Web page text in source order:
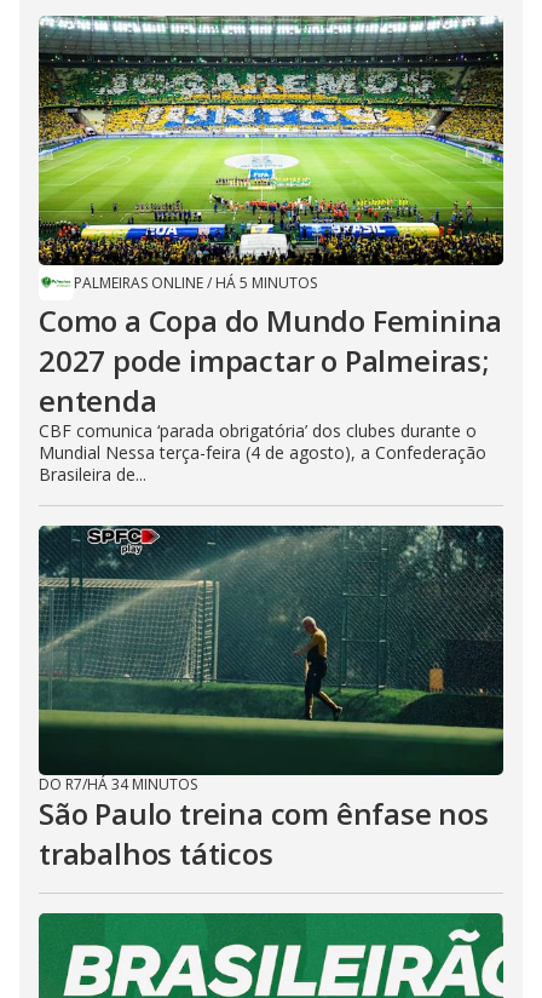
PALMEIRAS ONLINE/ HÁ 5 MINUTOS
Como a Copa do Mundo Feminina
2027 pode impactar o Palmeiras;
entenda
CBF comunica ‘parada obrigatória’ dos clubes durante o
Mundial Nessa terça-feira (4 de agosto), a Confederação
Brasileira de...
DO R7/HÁ 34 MINUTOS
São Paulo treina com ênfase nos
trabalhos táticos